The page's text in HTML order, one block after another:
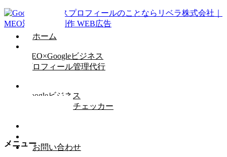
ホーム
MEO×Googleビジネス
プロフィール管理代行
Googleビジネス
プロフィールチェッカー
お問い合わせ
メニュー